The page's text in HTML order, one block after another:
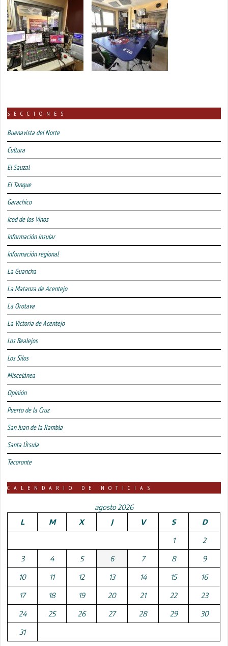
SECCIONES
Buenavista del Norte
Cultura
El Sauzal
El Tanque
Garachico
Icod de los Vinos
Información insular
Información regional
La Guancha
La Matanza de Acentejo
La Orotava
La Victoria de Acentejo
Los Realejos
Los Silos
Miscelánea
Opinión
Puerto de la Cruz
San Juan de la Rambla
Santa Úrsula
Tacoronte
CALENDARIO DE NOTICIAS
agosto 2026
L
M X J V S D
1 2
3 4 5 6 7 8 9
10 11 12 13 14 15 16
17 18 19 20 21 22 23
24 25 26 27 28 29 30
31